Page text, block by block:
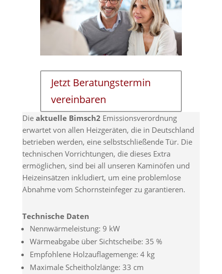
Jetzt Beratungstermin
vereinbaren
Die aktuelle Bimsch2 Emissionsverordnung
erwartet von allen Heizgeräten, die in Deutschland
betrieben werden, eine selbstschließende Tür. Die
technischen Vorrichtungen, die dieses Extra
ermöglichen, sind bei all unseren Kaminöfen und
Heizeinsätzen inkludiert, um eine problemlose
Abnahme vom Schornsteinfeger zu garantieren.
Technische Daten
Nennwärmeleistung: 9 kW
Wärmeabgabe über Sichtscheibe: 35 %
Empfohlene Holzauflagemenge: 4 kg
Maximale Scheitholzlänge: 33 cm